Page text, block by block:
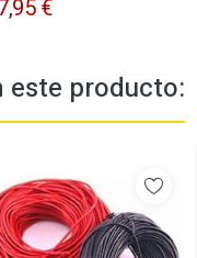
€
este producto: